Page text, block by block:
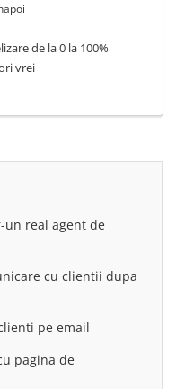
de la 0 la 100%
vrei
real agent de
cu clientii dupa
pe email
pagina de